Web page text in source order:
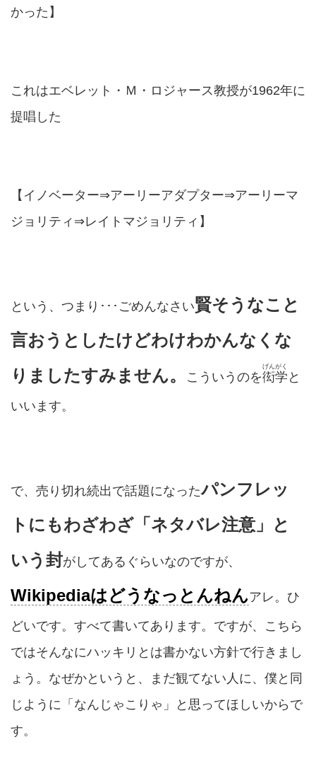
かった】
これはエベレット・Ｍ・ロジャース教授が1962年に
提唱した
【イノベーター⇒アーリーアダプター⇒アーリーマ
ジョリティ⇒レイトマジョリティ】
という、つまり･･･ごめんなさい賢そうなこと
言おうとしたけどわけわかんなくな
りましたすみません。
こういうのを衒学
げんがく
と
いいます。
で、売り切れ続出で話題になったパンフレッ
トにもわざわざ「ネタバレ注意」と
いう封がしてあるぐらいなのですが、
Wikipediaはどうなっとんねんアレ。ひ
どいです。すべて書いてあります。ですが、こちら
ではそんなにハッキリとは書かない方針で行きまし
ょう。なぜかというと、まだ観てない人に、僕と同
じように「なんじゃこりゃ」と思ってほしいからで
す。